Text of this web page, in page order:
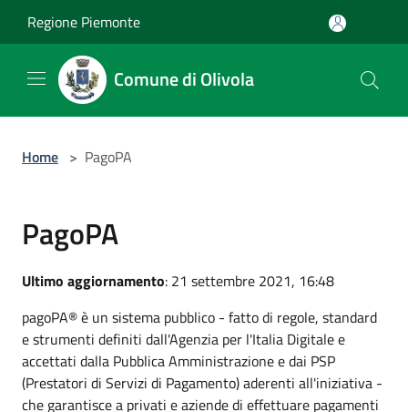
Regione Piemonte
Comune di Olivola
Home > PagoPA
PagoPA
Ultimo aggiornamento: 21 settembre 2021, 16:48
pagoPA® è un sistema pubblico - fatto di regole, standard
e strumenti definiti dall'Agenzia per l'Italia Digitale e
accettati dalla Pubblica Amministrazione e dai PSP
(Prestatori di Servizi di Pagamento) aderenti all'iniziativa -
che garantisce a privati e aziende di effettuare pagamenti